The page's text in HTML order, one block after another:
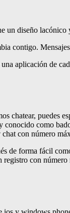
diseño lacónico
contigo.
aplicación de
chatear, puedes
como
con número
de forma fácil
con